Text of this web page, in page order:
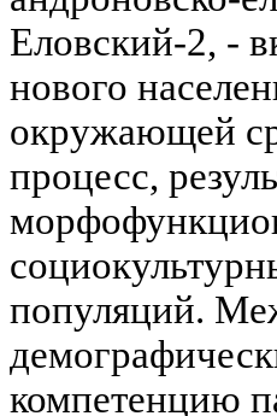
Еловский-2, -
нового
окружающей
процесс,
популяций.
компетенцию